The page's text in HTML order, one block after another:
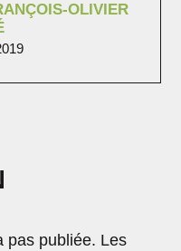
OLIVIER
pas publiée. Les